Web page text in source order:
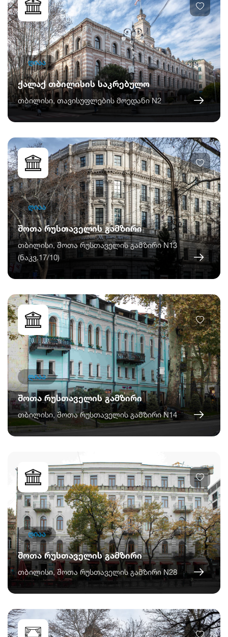
ღიაა
ქალაქ თბილისის საკრებულო
თბილისი, თავისუფლების მოედანი N2
ღიაა
შოთა რუსთაველის გამზირი
თბილისი, შოთა რუსთაველის გამზირი N13
(ნაკვ.17/10)
ღიაა
შოთა რუსთაველის გამზირი
თბილისი, შოთა რუსთაველის გამზირი N14
ღიაა
შოთა რუსთაველის გამზირი
თბილისი, შოთა რუსთაველის გამზირი N28